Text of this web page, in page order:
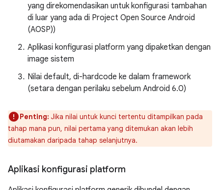
yang direkomendasikan untuk konfigurasi tambahan
di luar yang ada di Project Open Source Android
(AOSP))
Aplikasi konfigurasi platform yang dipaketkan dengan
image sistem
Nilai default, di-hardcode ke dalam framework
(setara dengan perilaku sebelum Android 6.0)
Penting: Jika nilai untuk kunci tertentu ditampilkan pada
tahap mana pun, nilai pertama yang ditemukan akan lebih
diutamakan daripada tahap selanjutnya.
Aplikasi konfigurasi platform